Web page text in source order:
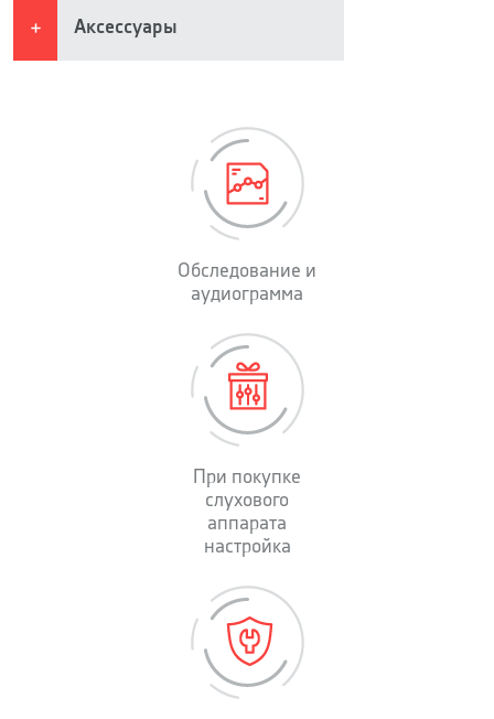
Аксессуары
Обследование и
аудиограмма
При покупке
слухового
аппарата
настройка